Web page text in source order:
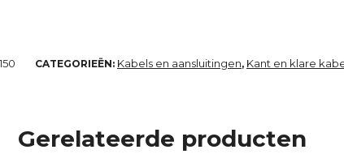
CATEGORIEËN: Kabels en aansluitingen, Kant en klare
Gerelateerde producten